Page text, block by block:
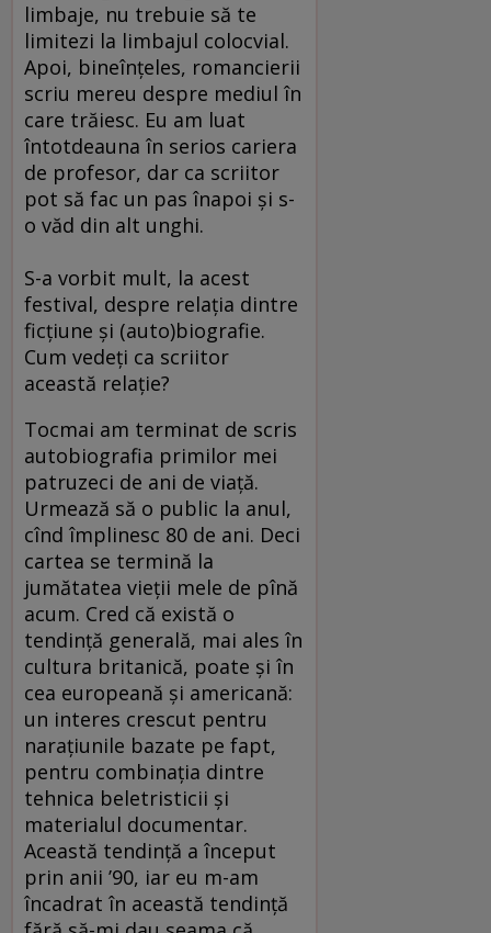
limbaje, nu trebuie să te
limitezi la limbajul colocvial.
Apoi, bineînţeles, romancierii
scriu mereu despre mediul în
care trăiesc. Eu am luat
întotdeauna în serios cariera
de profesor, dar ca scriitor
pot să fac un pas înapoi şi s-
o văd din alt unghi.
S-a vorbit mult, la acest
festival, despre relaţia dintre
ficţiune şi (auto)biografie.
Cum vedeţi ca scriitor
această relaţie?
Tocmai am terminat de scris
autobiografia primilor mei
patruzeci de ani de viaţă.
Urmează să o public la anul,
cînd împlinesc 80 de ani. Deci
cartea se termină la
jumătatea vieţii mele de pînă
acum. Cred că există o
tendinţă generală, mai ales în
cultura britanică, poate şi în
cea europeană şi americană:
un interes crescut pentru
naraţiunile bazate pe fapt,
pentru combinaţia dintre
tehnica beletristicii şi
materialul documentar.
Această tendinţă a început
prin anii ’90, iar eu m-am
încadrat în această tendinţă